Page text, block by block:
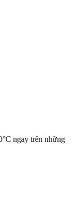
ngay trên những